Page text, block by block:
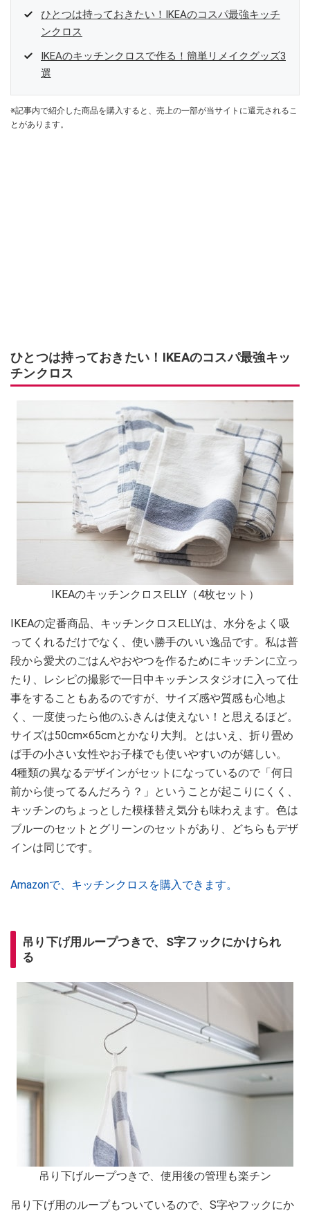
ひとつは持っておきたい！IKEAのコスパ最強キッチ
ンクロス
IKEAのキッチンクロスで作る！簡単リメイクグッズ3
選
※記事内で紹介した商品を購入すると、売上の一部が当サイトに還元されるこ
とがあります。
ひとつは持っておきたい！IKEAのコスパ最強キッ
チンクロス
IKEAのキッチンクロスELLY（4枚セット）
IKEAの定番商品、キッチンクロスELLYは、水分をよく吸
ってくれるだけでなく、使い勝手のいい逸品です。私は普
段から愛犬のごはんやおやつを作るためにキッチンに立っ
たり、レシピの撮影で一日中キッチンスタジオに入って仕
事をすることもあるのですが、サイズ感や質感も心地よ
く、一度使ったら他のふきんは使えない！と思えるほど。
サイズは50cm×65cmとかなり大判。とはいえ、折り畳め
ば手の小さい女性やお子様でも使いやすいのが嬉しい。
4種類の異なるデザインがセットになっているので「何日
前から使ってるんだろう？」ということが起こりにくく、
キッチンのちょっとした模様替え気分も味わえます。色は
ブルーのセットとグリーンのセットがあり、どちらもデザ
インは同じです。
Amazonで、キッチンクロスを購入できます。
吊り下げ用ループつきで、S字フックにかけられ
る
吊り下げループつきで、使用後の管理も楽チン
吊り下げ用のループもついているので、S字やフックにか